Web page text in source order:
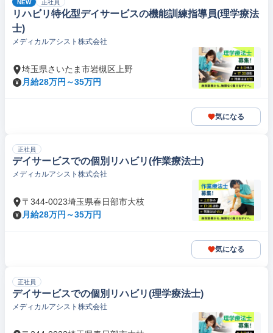
NEW 正社員
リハビリ特化型デイサービスの機能訓練指導員(理学療法
士)
メディカルアシスト株式会社
埼玉県さいたま市岩槻区上野
月給28万円～35万円
気になる
正社員
デイサービスでの個別リハビリ(作業療法士)
メディカルアシスト株式会社
〒344-0023埼玉県春日部市大枝
月給28万円～35万円
気になる
正社員
デイサービスでの個別リハビリ(理学療法士)
メディカルアシスト株式会社